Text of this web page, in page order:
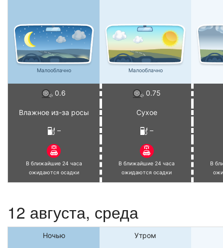
Малооблачно Малооблачно
0.6 0.75
Влажное из-за росы Сухое
– –
В ближайшие 24 часа
ожидаются осадки
В ближайшие 24 часа
ожидаются осадки
В
12 августа, среда
Ночью Утром